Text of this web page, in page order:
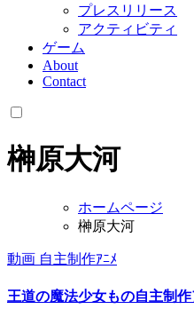
プレスリリース
アクティビティ
ゲーム
About
Contact
榊原大河
ホームページ
榊原大河
動画 自主制作ｱﾆﾒ
王道の魔法少女もの自主制